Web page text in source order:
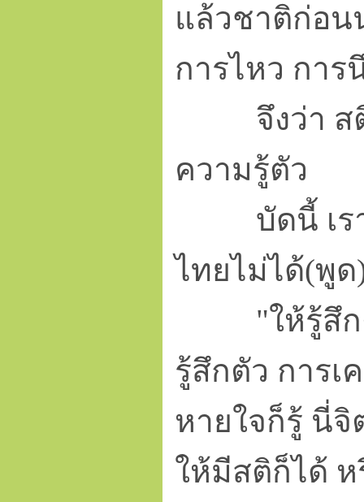
แล้วชาติก่อน
การไหว การ
จึงว่า สติ-
ความรู้ตัว
บัดนี้ เราไ
ไทยไม่ได้(พู
"ให้รู้สึกตั
รู้สึกตัว การเ
หายใจก็รู้ นี่
ให้มีสติก็ได้